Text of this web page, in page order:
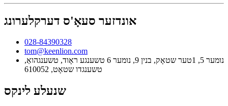
אונדזער סעאָ'ס דערקלערונג
028-84390328
tom@keenlion.com
נומער 5, 1טער שטאָק, בנין 9, נומער 6 טשענגע ראָוד, טשענגהואַ,
טשענגדו שטאָט, 610052
שנעלע לינקס